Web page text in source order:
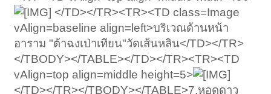
</TD></TR><TR><TD class=Image
vAlign=baseline align=left>บริเวณด้านหน้า
อาราม "ต้าฉงเป่าเทียน"วัดเส้นหลิน</TD></TR>
</TBODY></TABLE></TD></TR><TR><TD
vAlign=top align=middle height=5>
</TD></TR></TBODY></TABLE>7.หอดูดาว